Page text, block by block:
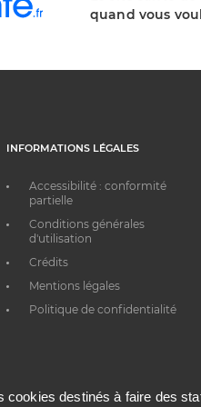
quand vous
INFORMATIONS LÉGALES
Accessibilité : conformité
partielle
Conditions générales
d'utilisation
Crédits
Mentions légales
Politique de confidentialité
cookies destinés à faire des